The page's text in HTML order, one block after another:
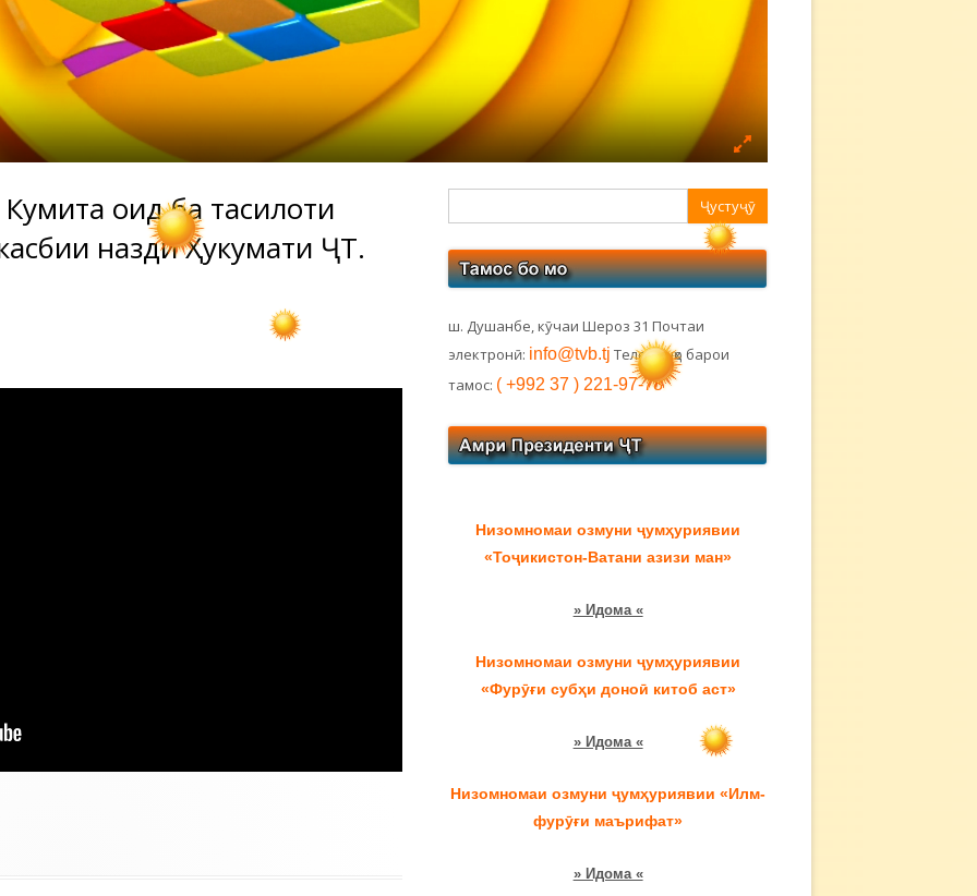
оид ба таҳсилоти
назди Ҳукумати ҶТ.
боковая
ш. Душанбе, кӯчаи Шероз 31 Почтаи
электронӣ: info@tvb.tj Телефонҳо барои
тамос: ( +992 37 ) 221-97-78
Низомномаи озмуни ҷумҳуриявии
«Тоҷикистон-Ватани азизи ман»
» Идома «
Низомномаи озмуни ҷумҳуриявии
«Фурӯғи субҳи доноӣ китоб аст»
» Идома «
Низомномаи озмуни ҷумҳуриявии «Илм-
фурӯғи маърифат»
» Идома «